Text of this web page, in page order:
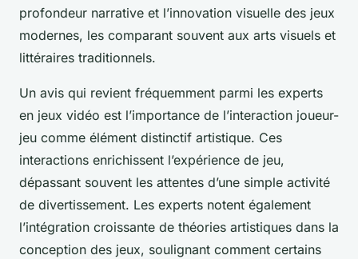
profondeur narrative et l’innovation visuelle des jeux
modernes, les comparant souvent aux arts visuels et
littéraires traditionnels.
Un avis qui revient fréquemment parmi les experts
en jeux vidéo est l’importance de l’interaction joueur-
jeu comme élément distinctif artistique. Ces
interactions enrichissent l’expérience de jeu,
dépassant souvent les attentes d’une simple activité
de divertissement. Les experts notent également
l’intégration croissante de théories artistiques dans la
conception des jeux, soulignant comment certains